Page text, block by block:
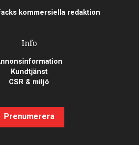
kommersiella redaktion
Info
Kundtjänst
CSR & miljö
Prenumerera